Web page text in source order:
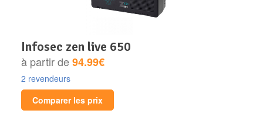
infosec zen live 650
à partir de94.99€
2 revendeurs
Comparer les prix